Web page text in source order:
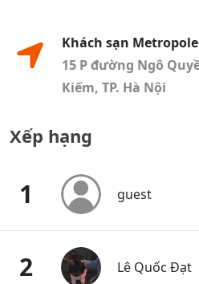
Khách sạn Metropole
15 P đường Ngô
Kiếm, TP. Hà Nội
Xếp hạng
1 guest
2 Lê Quốc Đạt